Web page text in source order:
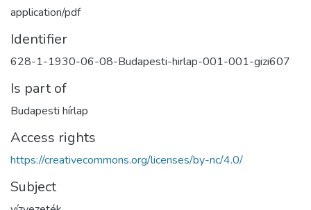
application/pdf
Identifier
628-1-1930-06-08-Budapesti-hirlap-001-001-gizi607
Is part of
Budapesti hírlap
Access rights
https://creativecommons.org/licenses/by-nc/4.0/
Subject